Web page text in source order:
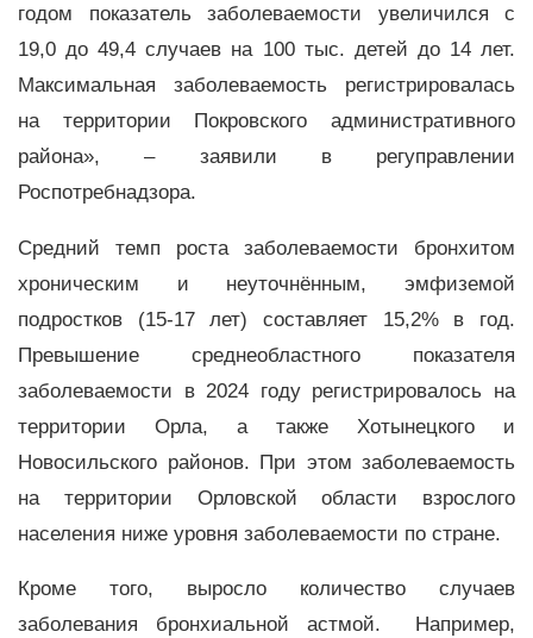
годом показатель заболеваемости увеличился с
19,0 до 49,4 случаев на 100 тыс. детей до 14 лет.
Максимальная заболеваемость регистрировалась
на территории Покровского административного
района», – заявили в регуправлении
Роспотребнадзора.
Средний темп роста заболеваемости бронхитом
хроническим и неуточнённым, эмфиземой
подростков (15-17 лет) составляет 15,2% в год.
Превышение среднеобластного показателя
заболеваемости в 2024 году регистрировалось на
территории Орла, а также Хотынецкого и
Новосильского районов. При этом заболеваемость
на территории Орловской области взрослого
населения ниже уровня заболеваемости по стране.
Кроме того, выросло количество случаев
заболевания бронхиальной астмой. Например,